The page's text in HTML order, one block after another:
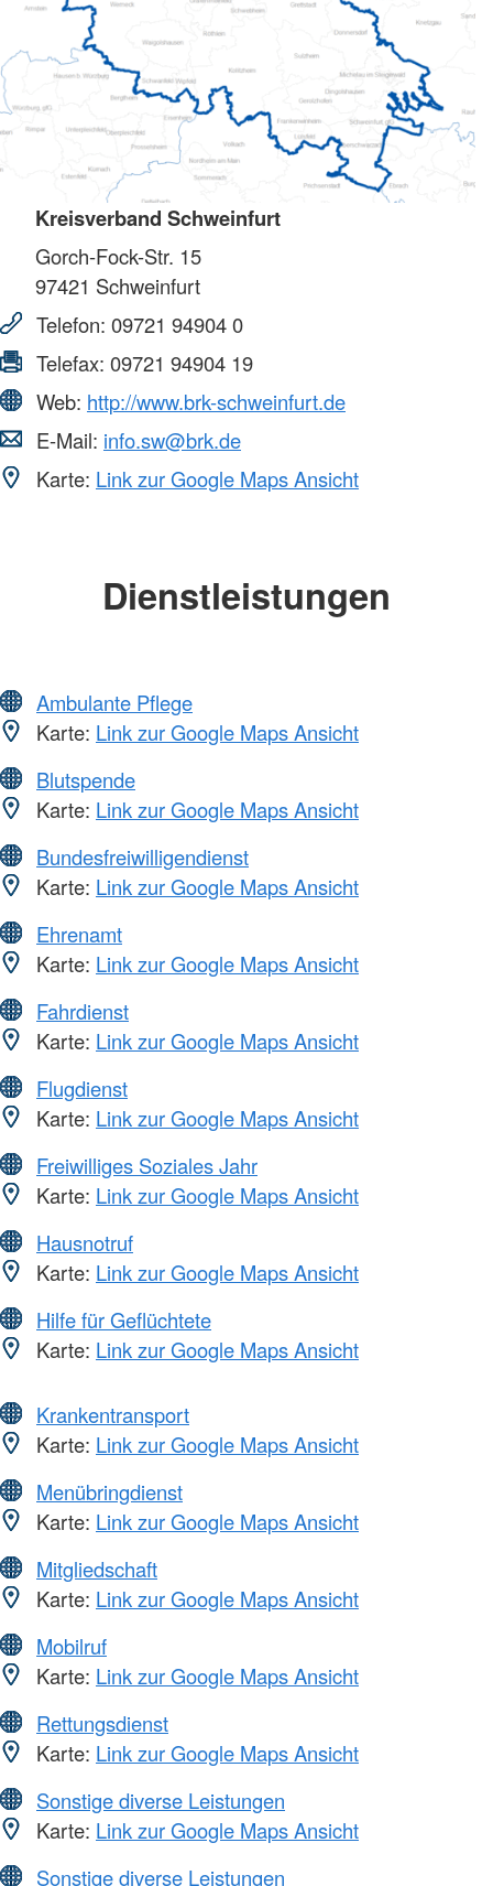
Kreisverband Schweinfurt
Gorch-Fock-Str. 15
97421 Schweinfurt
Telefon: 09721 94904 0
Telefax: 09721 94904 19
Web: http://www.brk-schweinfurt.de
E-Mail: info.sw@brk.de
Karte: Link zur Google Maps Ansicht
Dienstleistungen
Ambulante Pflege
Karte: Link zur Google Maps Ansicht
Blutspende
Karte: Link zur Google Maps Ansicht
Bundesfreiwilligendienst
Karte: Link zur Google Maps Ansicht
Ehrenamt
Karte: Link zur Google Maps Ansicht
Fahrdienst
Karte: Link zur Google Maps Ansicht
Flugdienst
Karte: Link zur Google Maps Ansicht
Freiwilliges Soziales Jahr
Karte: Link zur Google Maps Ansicht
Hausnotruf
Karte: Link zur Google Maps Ansicht
Hilfe für Geflüchtete
Karte: Link zur Google Maps Ansicht
Krankentransport
Karte: Link zur Google Maps Ansicht
Menübringdienst
Karte: Link zur Google Maps Ansicht
Mitgliedschaft
Karte: Link zur Google Maps Ansicht
Mobilruf
Karte: Link zur Google Maps Ansicht
Rettungsdienst
Karte: Link zur Google Maps Ansicht
Sonstige diverse Leistungen
Karte: Link zur Google Maps Ansicht
Sonstige diverse Leistungen